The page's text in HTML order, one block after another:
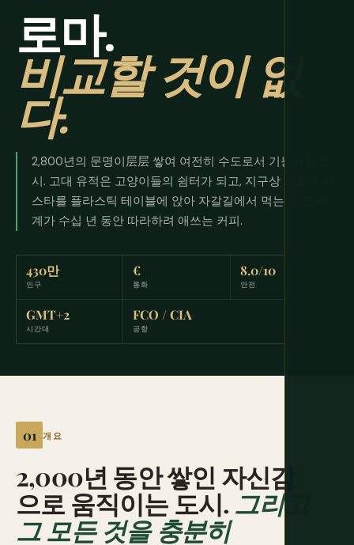
로마.
비교할 것이 없
다.
2,800년의 문명이层层 쌓여 여전히 수도로서 기능하는 도
시. 고대 유적은 고양이들의 쉼터가 되고, 지구상 최고의 파
스타를 플라스틱 테이블에 앉아 자갈길에서 먹는다. 전 세
계가 수십 년 동안 따라하려 애쓰는 커피.
430만
인구
€
통화
8.0/10
안전
GMT+2
시간대
FCO / CIA
공항
개요
2,000년 동안 쌓인 자신감
으로 움직이는 도시. 그리고
그 모든 것을 충분히